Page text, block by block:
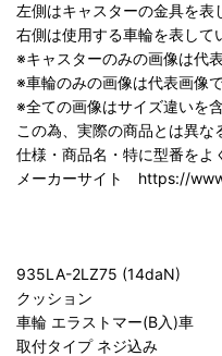
左側はキャスターの金具を表
右側は使用する車輪を表して
※キャスターのみの画像は代
※車輪のみの画像は代表画像
※全ての画像はサイズ違いを
この為、実際の商品とは異
仕様・商品名・特に型番をよ
メーカーサイト https://
935LA-2LZ75 (14daN)
クッション
車輪 エラストマー(B入)車
取付タイプ ネジ込み